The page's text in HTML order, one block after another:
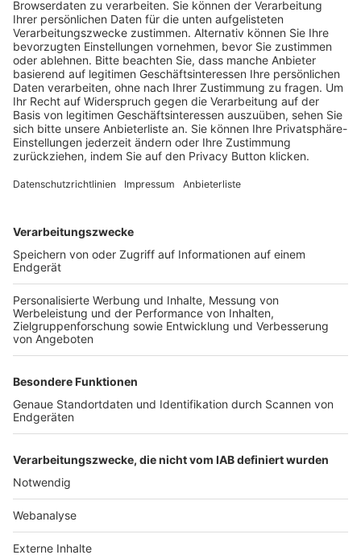
Trainerausbildung
Schulungsangebot Vereinsmitarbeiter
BFV-Geschäftsstellen
Trainerbörse
Login SpielPlus
FOLGE DEM BFV
TOP-VEREINE
TOP-PARTNER
Nutzungsbedingungen Datenschutz Impressum